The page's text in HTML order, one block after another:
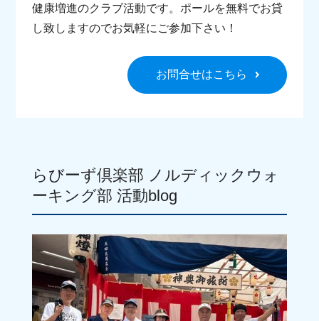
全日・保証・TRA 大阪府本部
お問合せはこちら
健康増進のクラブ活動です。ポールを無料でお貸
し致しますのでお気軽にご参加下さい！
らびーず倶楽部 ノルディックウォ
ーキング部 活動blog